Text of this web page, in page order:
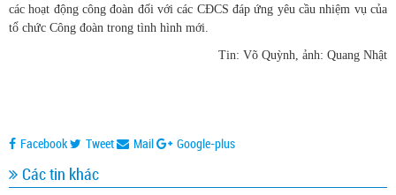
các hoạt động công đoàn đối với các CĐCS đáp ứng yêu cầu nhiệm vụ của
tổ chức Công đoàn trong tình hình mới.
Tin: Võ Quỳnh, ảnh: Quang Nhật
Facebook Tweet Mail Google-plus
Các tin khác